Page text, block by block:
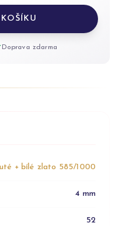
Doprava zdarma
+ bílé zlato 585/1000
4 mm
52